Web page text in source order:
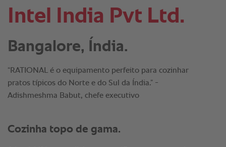
Intel India Pvt Ltd.
Bangalore, Índia.
“RATIONAL é o equipamento perfeito para cozinhar
pratos típicos do Norte e do Sul da Índia.” -
Adishmeshma Babut, chefe executivo